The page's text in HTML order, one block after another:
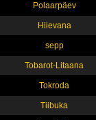
Polaarpäev
Hiievana
sepp
Tobarot-Litaana
Tokroda
Tiibuka